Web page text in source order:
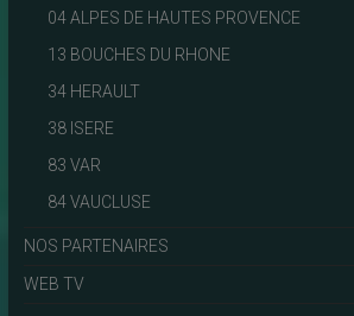
04 ALPES DE HAUTES PROVENCE
13 BOUCHES DU RHONE
34 HERAULT
38 ISERE
83 VAR
84 VAUCLUSE
NOS PARTENAIRES
WEB TV